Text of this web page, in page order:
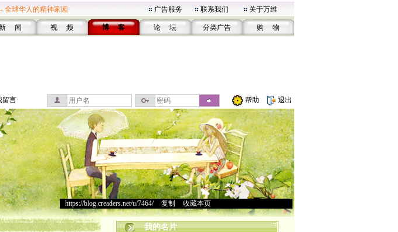
全球华人的精神家园 广告服务 联系我们 关于万维
闻 视 频 博 客 论 坛 分类广告 购 物
留言 帮助 退出
https://blog.creaders.net/u/7464/> 复制 收藏本页
我的名片